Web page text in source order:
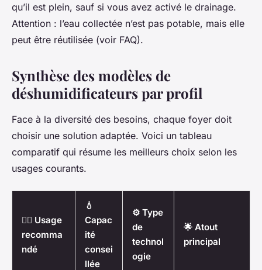
qu’il est plein, sauf si vous avez activé le drainage.
Attention : l’eau collectée n’est pas potable, mais elle
peut être réutilisée (voir FAQ).
Synthèse des modèles de
déshumidificateurs par profil
Face à la diversité des besoins, chaque foyer doit
choisir une solution adaptée. Voici un tableau
comparatif qui résume les meilleurs choix selon les
usages courants.
🧍‍♂️ Usage
recomma
ndé
💧
Capac
ité
consei
llée
⚙️ Type
de
technol
ogie
🌟 Atout
principal